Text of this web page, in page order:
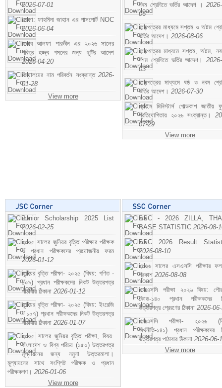
2026-07-01
মোসা: ফাহমিদা জাহান এর পাসপোর্ট NOC
2026-06-04
জনাব আলফা পারভীন এর ২০২৬ সালের
পবিত্র হজ্জ্ব গমনের জন্য ছুটির আদেশ
2026-04-20
বিদ্যালয়ের নাম পরিবর্তন সংক্রান্ত 2026-
01-28
View more
নবম শ্রেণিতে ভর্তির আদেশ ।
06
ছাড়পত্রের মাধ্যমে সপ্তম ও অষ্টম
ভর্তির আদেশ। 2026-08-06
ছাড়পত্রের মাধ্যমে সপ্তম, অষ্টম,
দশম শ্রেণিতে ভর্তির আদেশ।
03
ছাড়পত্রের মাধ্যমে ষষ্ঠ ও নবম
ভর্তির আদেশ। 2026-07-30
প্রাইম মিনিস্টার্স গোল্ডকাপ জাতীয়
প্রতিযোগিতায় ২০২৬ সংক্রান্ত।
07-29
View more
Junior Scholarship 2025 List
2026-02-25
২০২৫ সালের জুনিয়র বৃত্তি পরীক্ষার পরীক্ষক
ও প্রধান পরীক্ষকদের প্রয়োজনীয় ফরম
2026-01-12
জুনিয়র বৃত্তি পরীক্ষা- ২০২৫ (বিষয়: গণিত -
১০৯) প্রধান পরীক্ষকদের নিকট উত্তরপত্র
পাঠাবার ঠিকানা 2026-01-12
জুনিয়র বৃত্তি পরীক্ষা- ২০২৫ (বিষয়: ইংরেজি
- ১০৭) প্রধান পরীক্ষকদের নিকট উত্তরপত্র
পাঠাবার ঠিকানা 2026-01-07
২০২৫ সালের জুনিয়র বৃত্তি পরীক্ষা, বিষয়:
বাংলাদেশ ও বিশ্ব পরিচয় (১৫০) উত্তরপত্র
মূল্যায়নের জন্য নমুনা উত্তরমালা।
মূল্যায়নের সাথে সংশ্লিষ্ট পরীক্ষক ও প্রধান
পরীক্ষকগণ। 2026-01-06
View more
SSC - 2026 ZILLA,
BASE STATISTIC 2026-08-
SSC 2026 Result
2026-08-10
২০২৬ সালের এসএসসি পরীক্ষার
প্রকাশ 2026-08-08
এসএসসি পরীক্ষা ২০২৬ বিষয়:
কোড-১৪০ প্রধান পরীক্ষকদের
উত্তরপত্র প্রেরণের ঠিকানা 2026-
এসএসসি পরীক্ষা- ২০২৬
অর্থনীতি-১৪১) প্রধান পরীক্ষকদের
উত্তরপত্র পাঠাবার ঠিকানা 2026-06-
View more